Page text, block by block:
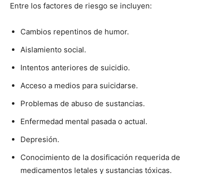
Privacy Policy
Entre los factores de riesgo se incluyen:
Cambios repentinos de humor.
Aislamiento social.
Intentos anteriores de suicidio.
Acceso a medios para suicidarse.
Problemas de abuso de sustancias.
Enfermedad mental pasada o actual.
Depresión.
Conocimiento de la dosificación requerida de
medicamentos letales y sustancias tóxicas.